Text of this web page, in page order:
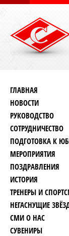
ГЛАВНАЯ
НОВОСТИ
РУКОВОДСТВО
СОТРУДНИЧЕСТВО
ПОДГОТОВКА К
МЕРОПРИЯТИЯ
ПОЗДРАВЛЕНИЯ
ИСТОРИЯ
ТРЕНЕРЫ И
НЕГАСНУЩИЕ
СМИ О НАС
СУВЕНИРЫ